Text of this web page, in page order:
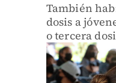
También
dosis a
o tercera